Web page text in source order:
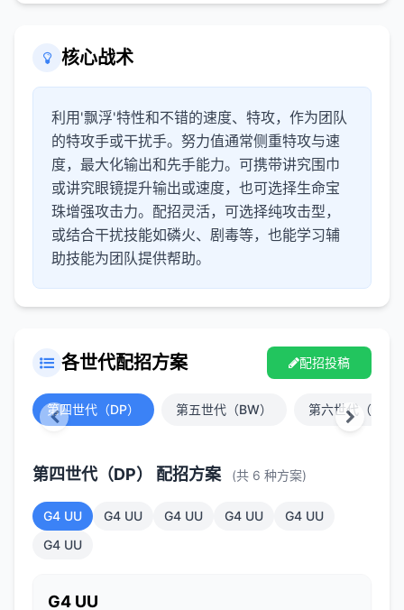
核心战术
利用'飘浮'特性和不错的速度、特攻，作为团队
的特攻手或干扰手。努力值通常侧重特攻与速
度，最大化输出和先手能力。可携带讲究围巾
或讲究眼镜提升输出或速度，也可选择生命宝
珠增强攻击力。配招灵活，可选择纯攻击型，
或结合干扰技能如磷火、剧毒等，也能学习辅
助技能为团队提供帮助。
各世代配招方案 配招投稿
第四世代（DP） 第五世代（BW） 第六世代（XY）
第四世代（DP） 配招方案 (共 6 种方案)
G4 UU G4 UU G4 UU G4 UU
G4 UU
G4 UU
G4 UU